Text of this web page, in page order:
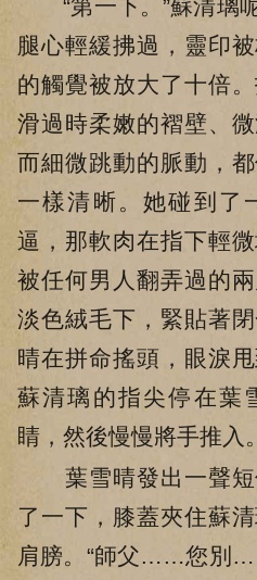
“第一下。”蘇清璃
腿心輕緩拂過，靈印
的觸覺被放大了十倍
滑過時柔嫩的褶壁、
而細微跳動的脈動，
一樣清晰。她碰到了
逼，那軟肉在指下輕
被任何男人翻弄過的
淡色絨毛下，緊貼著
晴在拼命搖頭，眼淚
蘇清璃的指尖停在葉
睛，然後慢慢將手推入。
葉雪晴發出一聲短
了一下，膝蓋夾住蘇
肩膀。“師父……您別